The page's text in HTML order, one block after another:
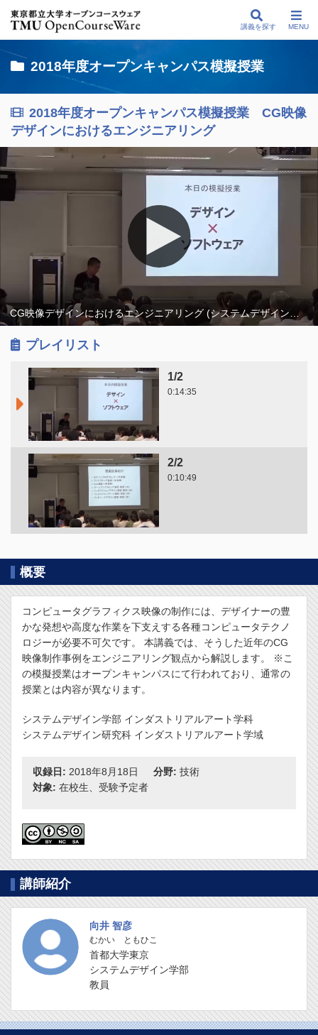
講義を探す MENU
2018年度オープンキャンパス模擬授業
2018年度オープンキャンパス模擬授業 CG映像
デザインにおけるエンジニアリング
プレイリスト
1/2
0:14:35
2/2
0:10:49
概要
コンピュータグラフィクス映像の制作には、デザイナーの豊
かな発想や高度な作業を下支えする各種コンピュータテクノ
ロジーが必要不可欠です。 本講義では、そうした近年のCG
映像制作事例をエンジニアリング観点から解説します。 ※こ
の模擬授業はオープンキャンパスにて行われており、通常の
授業とは内容が異なります。
システムデザイン学部 インダストリアルアート学科
システムデザイン研究科 インダストリアルアート学域
収録日: 2018年8月18日 分野: 技術
対象: 在校生、受験予定者
講師紹介
向井 智彦
むかい ともひこ
首都大学東京
システムデザイン学部
教員